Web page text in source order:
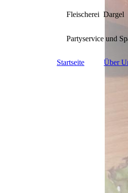
Fleischerei Dargel
Partyservice und
Startseite Über